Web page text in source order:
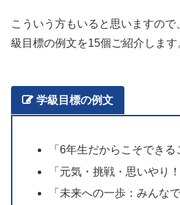
こういう方もいると思いますの
級目標の例文を15個ご紹介します
学級目標の例文
「6年生だからこそできる
「元気・挑戦・思いやり
「未来への一歩：みんな